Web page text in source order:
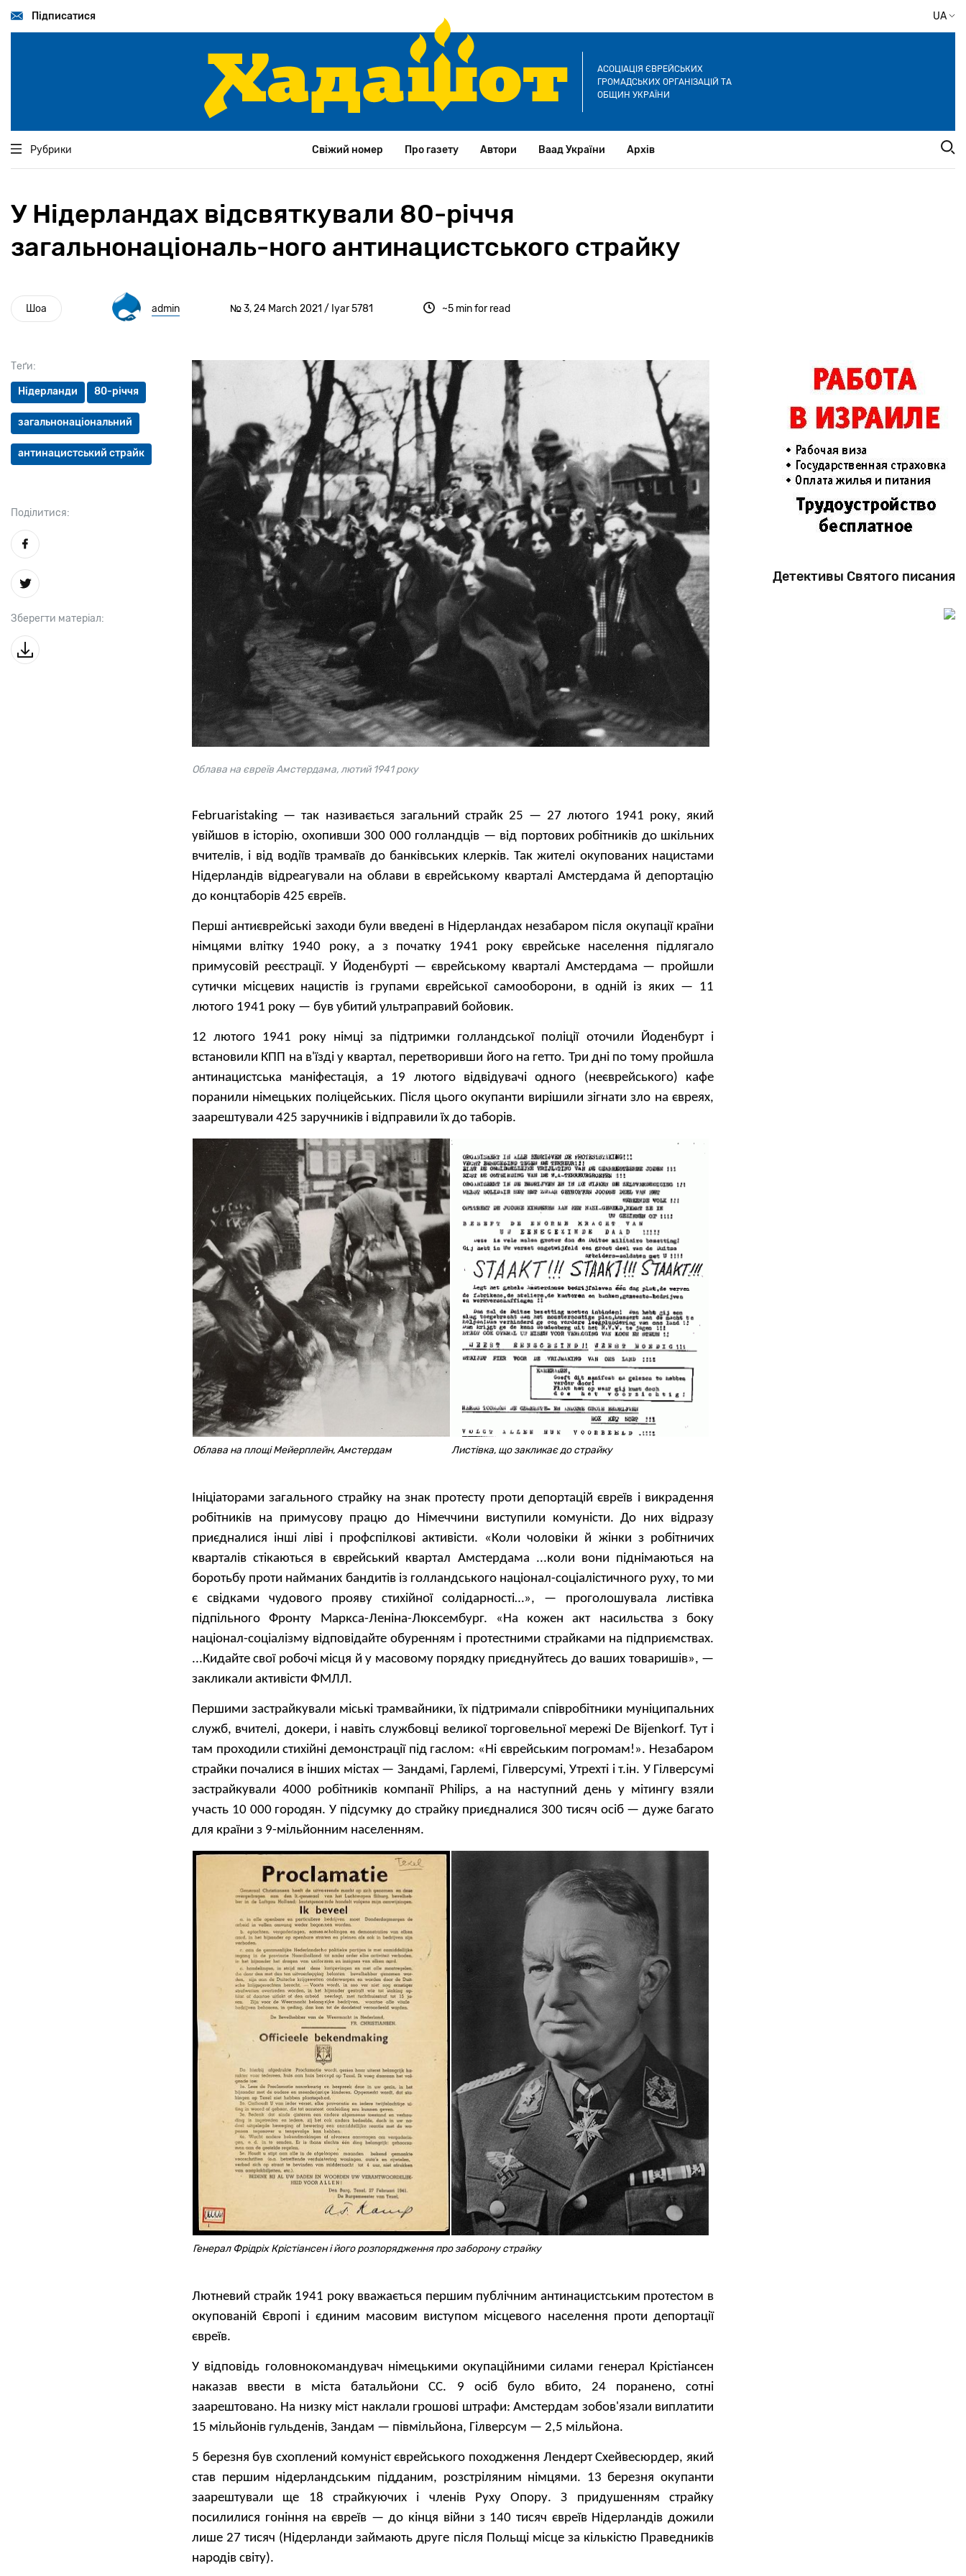
основногоПідписатися UA
АСОЦІАЦІЯ ЄВРЕЙСЬКИХ
ГРОМАДСЬКИХ ОРГАНІЗАЦІЙ ТА
ОБЩИН УКРАЇНИ
Рубрики Свіжий номер Про газету Автори Ваад України Архів
У Нідерландах відсвяткували 80-річчя
загальнонаціональ-ного антинацистського страйку
Шоа admin № 3, 24 March 2021 / Iyar 5781 ~5 min for read
Теґи:
Нідерланди 80-річчя
загальнонаціональний
антинацистський страйк
Поділитися:
Зберегти матеріал:
Облава на євреїв Амстердама, лютий 1941 року
Februaristaking — так називається загальний страйк 25 — 27 лютого 1941 року, який
увійшов в історію, охопивши 300 000 голландців — від портових робітників до шкільних
вчителів, і від водіїв трамваїв до банківських клерків. Так жителі окупованих нацистами
Нідерландів відреагували на облави в єврейському кварталі Амстердама й депортацію
до концтаборів 425 євреїв.
Перші антиєврейські заходи були введені в Нідерландах незабаром після окупації країни
німцями влітку 1940 року, а з початку 1941 року єврейське населення підлягало
примусовій реєстрації. У Йоденбурті — єврейському кварталі Амстердама — пройшли
сутички місцевих нацистів із групами єврейської самооборони, в одній із яких — 11
лютого 1941 року — був убитий ультраправий бойовик.
12 лютого 1941 року німці за підтримки голландської поліції оточили Йоденбурт і
встановили КПП на в'їзді у квартал, перетворивши його на гетто. Три дні по тому пройшла
антинацистська маніфестація, а 19 лютого відвідувачі одного (неєврейського) кафе
поранили німецьких поліцейських. Після цього окупанти вирішили зігнати зло на євреях,
заарештували 425 заручників і відправили їх до таборів.
Облава на площі Мейерплейн, Амстердам Листівка, що закликає до страйку
Ініціаторами загального страйку на знак протесту проти депортацій євреїв і викрадення
робітників на примусову працю до Німеччини виступили комуністи. До них відразу
приєдналися інші ліві і профспілкові активісти. «Коли чоловіки й жінки з робітничих
кварталів стікаються в єврейський квартал Амстердама ...коли вони піднімаються на
боротьбу проти найманих бандитів із голландського націонал-соціалістичного руху, то ми
є свідками чудового прояву стихійної солідарності…», — проголошувала листівка
підпільного Фронту Маркса-Леніна-Люксембург. «На кожен акт насильства з боку
націонал-соціалізму відповідайте обуренням і протестними страйками на підприємствах.
...Кидайте свої робочі місця й у масовому порядку приєднуйтесь до ваших товаришів», —
закликали активісти ФМЛЛ.
Першими застрайкували міські трамвайники, їх підтримали співробітники муніципальних
служб, вчителі, докери, і навіть службовці великої торговельної мережі De Bijenkorf. Тут і
там проходили стихійні демонстрації під гаслом: «Ні єврейським погромам!». Незабаром
страйки почалися в інших містах — Зандамі, Гарлемі, Гілверсумі, Утрехті і т.ін. У Гілверсумі
застрайкували 4000 робітників компанії Philips, а на наступний день у мітингу взяли
участь 10 000 городян. У підсумку до страйку приєдналися 300 тисяч осіб — дуже багато
для країни з 9-мільйонним населенням.
Генерал Фрідріх Крістіансен і його розпорядження про заборону страйку
Лютневий страйк 1941 року вважається першим публічним антинацистським протестом в
окупованій Європі і єдиним масовим виступом місцевого населення проти депортації
євреїв.
У відповідь головнокомандувач німецькими окупаційними силами генерал Крістіансен
наказав ввести в міста батальйони СС. 9 осіб було вбито, 24 поранено, сотні
заарештовано. На низку міст наклали грошові штрафи: Амстердам зобов'язали виплатити
15 мільйонів гульденів, Зандам — півмільйона, Гілверсум — 2,5 мільйона.
5 березня був схоплений комуніст єврейського походження Лендерт Схейвесюрдер, який
став першим нідерландським підданим, розстріляним німцями. 13 березня окупанти
заарештували ще 18 страйкуючих і членів Руху Опору. З придушенням страйку
посилилися гоніння на євреїв — до кінця війни з 140 тисяч євреїв Нідерландів дожили
лише 27 тисяч (Нідерланди займають друге після Польщі місце за кількістю Праведників
народів світу).
Детективы Святого писания